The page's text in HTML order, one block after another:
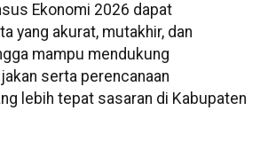
Ekonomi 2026 dapat
yang akurat, mutakhir, dan
mampu mendukung
serta perencanaan
lebih tepat sasaran di Kabupaten